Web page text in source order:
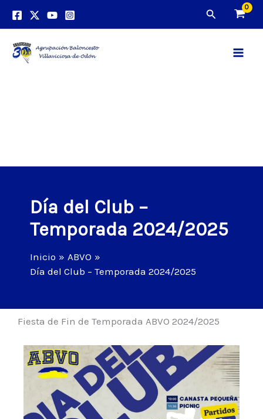
Buscar
Día del Club –
Temporada 2024/2025
Inicio
ABVO
Día del Club – Temporada 2024/2025
Fiesta de Fin de Temporada ABVO 2024/2025